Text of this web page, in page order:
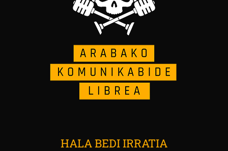
HALA BEDI IRRATIA